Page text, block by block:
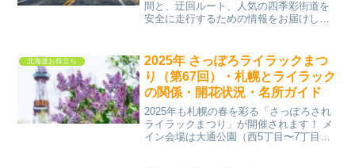
間と、迂回ルート、人気の四季彩街道を
安全に走行するための情報をお届けしま
に夜間通行止めが実施されます。冬季の
夜間通行止めや通行可能...
北海道お役立ち
2025年 さっぽろライラックまつ
り（第67回）・札幌とライラック
の関係・開花状況・名所ガイド
2025年も札幌の春を彩る「さっぽろされ
ライラックまつり」が開催されます！ メ
イン会場は大通公園（西5丁目〜7丁目）